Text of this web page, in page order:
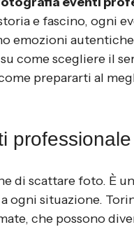
e fascino, ogni
emozioni
come scegliere il
prepararti al
professionale
di scattare foto. È
ogni situazione.
che possono